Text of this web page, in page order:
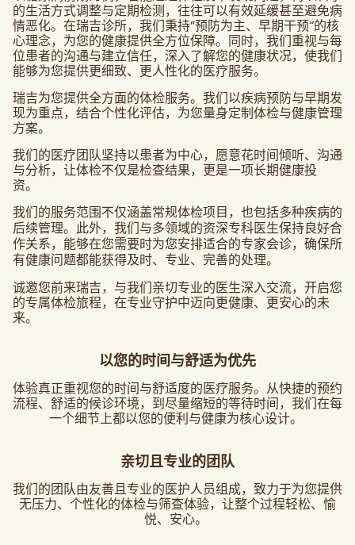
的生活方式调整与定期检测，往往可以有效延缓甚至避免病
情恶化。在瑞吉诊所，我们秉持“预防为主、早期干预”的核
心理念，为您的健康提供全方位保障。同时，我们重视与每
位患者的沟通与建立信任，深入了解您的健康状况，使我们
能够为您提供更细致、更人性化的医疗服务。
瑞吉为您提供全方面的体检服务。我们以疾病预防与早期发
现为重点，结合个性化评估，为您量身定制体检与健康管理
方案。
我们的医疗团队坚持以患者为中心，愿意花时间倾听、沟通
与分析，让体检不仅是检查结果，更是一项长期健康投
资。
我们的服务范围不仅涵盖常规体检项目，也包括多种疾病的
后续管理。此外，我们与多领域的资深专科医生保持良好合
作关系，能够在您需要时为您安排适合的专家会诊，确保所
有健康问题都能获得及时、专业、完善的处理。
诚邀您前来瑞吉，与我们亲切专业的医生深入交流，开启您
的专属体检旅程，在专业守护中迈向更健康、更安心的未
来。
以您的时间与舒适为优先
体验真正重视您的时间与舒适度的医疗服务。从快捷的预约
流程、舒适的候诊环境，到尽量缩短的等待时间，我们在每
一个细节上都以您的便利与健康为核心设计。
亲切且专业的团队
我们的团队由友善且专业的医护人员组成，致力于为您提供
无压力、个性化的体检与筛查体验，让整个过程轻松、愉
悦、安心。